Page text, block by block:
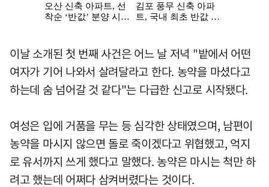
이날 소개된 첫 번째 사건은 어느 날 저녁 "밭에서 어떤
여자가 기어 나와서 살려달라고 한다. 농약을 마셨다고
하는데 숨 넘어갈 것 같다"는 다급한 신고로 시작됐다.
여성은 입에 거품을 무는 등 심각한 상태였으며, 남편이
농약을 마시지 않으면 돌로 죽이겠다고 위협했고, 억지
로 유서까지 쓰게 했다고 말했다. 농약은 마시는 척만 하
려고 했는데 어쩌다 삼켜버렸다는 것이다.